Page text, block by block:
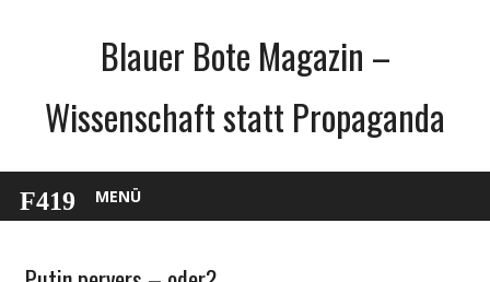
Blauer Bote Magazin –
Wissenschaft statt Propaganda
MENÜ
Gesellschaft